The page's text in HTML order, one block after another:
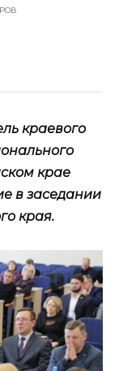
краевого
крае
в заседании
края.